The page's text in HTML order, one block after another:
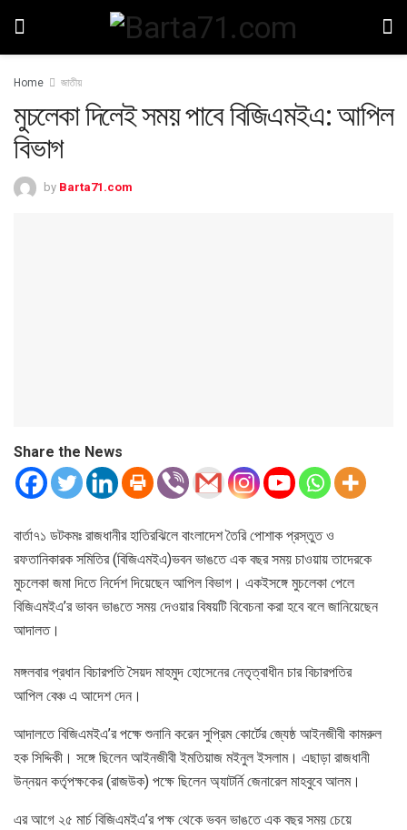
Home জাতীয়
মুচলেকা দিলেই সময় পাবে বিজিএমইএ: আপিল
বিভাগ
by Barta71.com
Share the News
বার্তা৭১ ডটকমঃ রাজধানীর হাতিরঝিলে বাংলাদেশ তৈরি পোশাক প্রস্তুত ও
রফতানিকারক সমিতির (বিজিএমইএ)ভবন ভাঙতে এক বছর সময় চাওয়ায় তাদেরকে
মুচলেকা জমা দিতে নির্দেশ দিয়েছেন আপিল বিভাগ। একইসঙ্গে মুচলেকা পেলে
বিজিএমইএ’র ভাবন ভাঙতে সময় দেওয়ার বিষয়টি বিবেচনা করা হবে বলে জানিয়েছেন
আদালত।
মঙ্গলবার প্রধান বিচারপতি সৈয়দ মাহমুদ হোসেনের নেতৃত্বাধীন চার বিচারপতির
আপিল বেঞ্চ এ আদেশ দেন।
আদালতে বিজিএমইএ’র পক্ষে শুনানি করেন সুপ্রিম কোর্টের জ্যেষ্ঠ আইনজীবী কামরুল
হক সিদ্দিকী। সঙ্গে ছিলেন আইনজীবী ইমতিয়াজ মইনুল ইসলাম। এছাড়া রাজধানী
উন্নয়ন কর্তৃপক্ষকের (রাজউক) পক্ষে ছিলেন অ্যাটর্নি জেনারেল মাহবুবে আলম।
এর আগে ২৫ মার্চ বিজিএমইএ’র পক্ষ থেকে ভবন ভাঙতে এক বছর সময় চেয়ে